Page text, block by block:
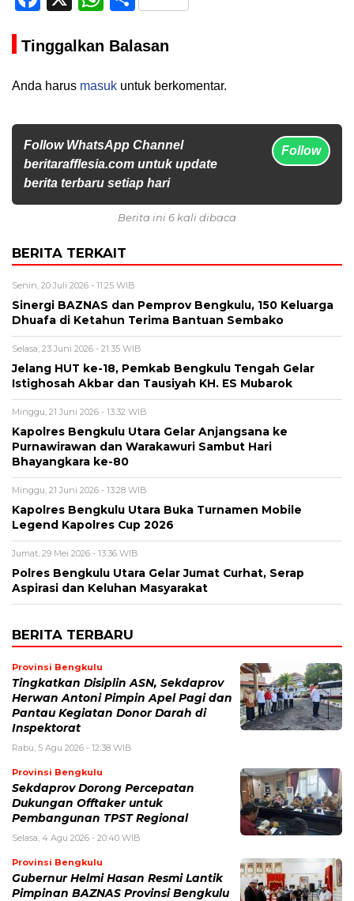
Tinggalkan Balasan
Anda harus masuk untuk berkomentar.
Follow WhatsApp Channel
beritarafflesia.com untuk update
berita terbaru setiap hari
Follow
Berita ini 6 kali dibaca
BERITA TERKAIT
Senin, 20 Juli 2026 - 11:25 WIB
Sinergi BAZNAS dan Pemprov Bengkulu, 150 Keluarga
Dhuafa di Ketahun Terima Bantuan Sembako
Selasa, 23 Juni 2026 - 21:35 WIB
Jelang HUT ke-18, Pemkab Bengkulu Tengah Gelar
Istighosah Akbar dan Tausiyah KH. ES Mubarok
Minggu, 21 Juni 2026 - 13:32 WIB
Kapolres Bengkulu Utara Gelar Anjangsana ke
Purnawirawan dan Warakawuri Sambut Hari
Bhayangkara ke-80
Minggu, 21 Juni 2026 - 13:28 WIB
Kapolres Bengkulu Utara Buka Turnamen Mobile
Legend Kapolres Cup 2026
Jumat, 29 Mei 2026 - 13:36 WIB
Polres Bengkulu Utara Gelar Jumat Curhat, Serap
Aspirasi dan Keluhan Masyarakat
BERITA TERBARU
Provinsi Bengkulu
Tingkatkan Disiplin ASN, Sekdaprov
Herwan Antoni Pimpin Apel Pagi dan
Pantau Kegiatan Donor Darah di
Inspektorat
Rabu, 5 Agu 2026 - 12:38 WIB
Provinsi Bengkulu
Sekdaprov Dorong Percepatan
Dukungan Offtaker untuk
Pembangunan TPST Regional
Selasa, 4 Agu 2026 - 20:40 WIB
Provinsi Bengkulu
Gubernur Helmi Hasan Resmi Lantik
Pimpinan BAZNAS Provinsi Bengkulu